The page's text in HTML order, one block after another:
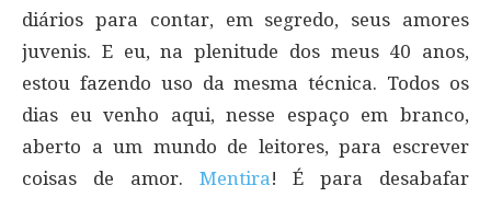
diários para contar, em segredo, seus amores
juvenis. E eu, na plenitude dos meus 40 anos,
estou fazendo uso da mesma técnica. Todos os
dias eu venho aqui, nesse espaço em branco,
aberto a um mundo de leitores, para escrever
coisas de amor. Mentira ! É para desabafar